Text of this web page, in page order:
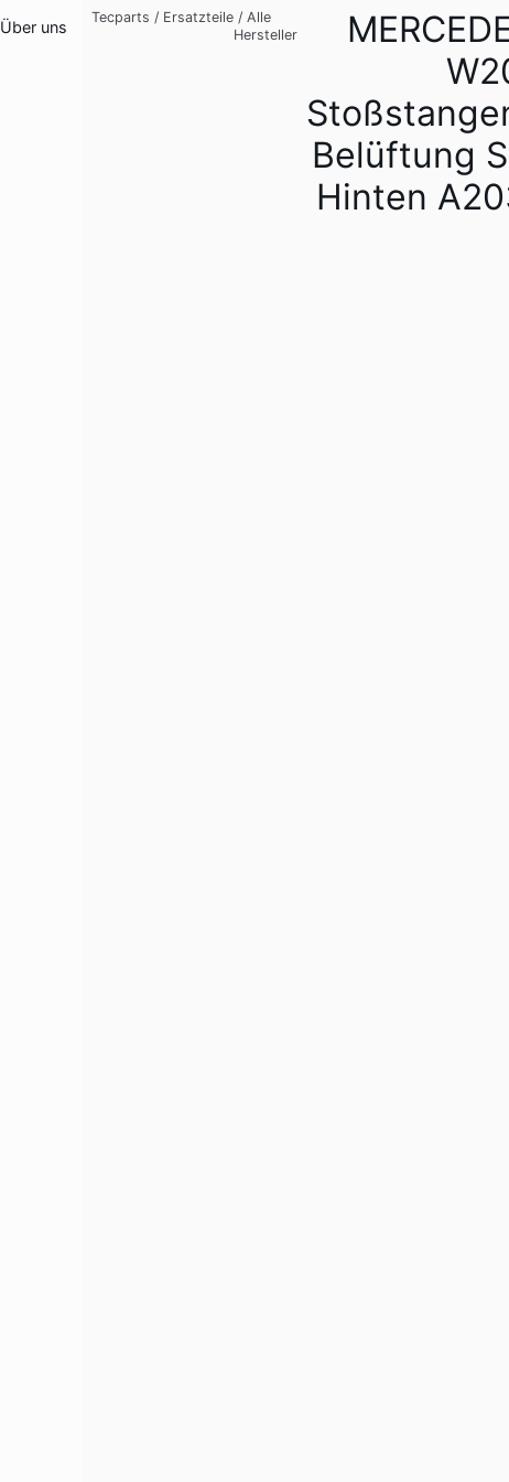
Über uns
Tecparts / Ersatzteile / Alle
Hersteller
Belüftung
Hinten